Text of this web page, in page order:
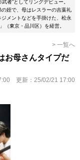
者”としてリングデビュー。
姪で、母はレスラーの吉葉礼
メントなどを手掛けた、松永
（東京・品川区）を経営。
> 一覧へ
お母さんタイプだ
更新： 25/02/21 17:00